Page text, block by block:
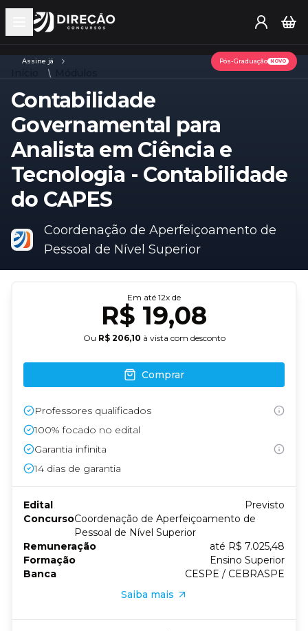
Open main menu
Assine já Pós-Graduação NOVO
Contabilidade
Governamental para
Analista em Ciência e
Tecnologia - Contabilidade
do CAPES
Coordenação de Aperfeiçoamento de
Pessoal de Nível Superior
Em até 12x de
R$ 19,08
Ou R$ 206,10 à vista com desconto
Comprar
Professores qualificados
100% focado no edital
Garantia infinita
14 dias de garantia
Edital
Previsto
ConcursoCoordenação de Aperfeiçoamento de
Pessoal de Nível Superior
Remuneração
até R$ 7.025,48
Formação
Ensino Superior
Banca
CESPE / CEBRASPE
Saiba mais